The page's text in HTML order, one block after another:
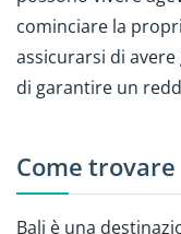
cominciare la
assicurarsi di
di garantire un
Come
Bali è una